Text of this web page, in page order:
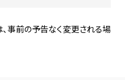
事前の予告なく変更される場